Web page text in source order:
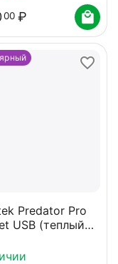
00 ₽
Predator Pro
USB (теплый